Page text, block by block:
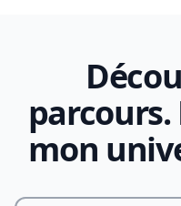
parcours.
mon